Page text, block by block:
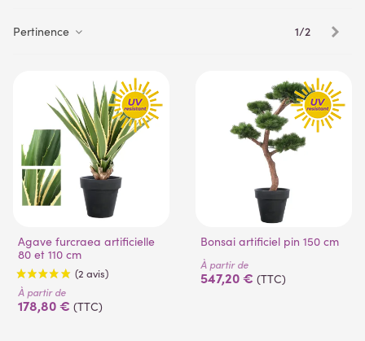
Pertinence 1/2
Agave furcraea artificielle
80 et 110 cm
À partir de
178,80 € (TTC)
Bonsai artificiel pin 150 cm
À partir de
547,20 € (TTC)